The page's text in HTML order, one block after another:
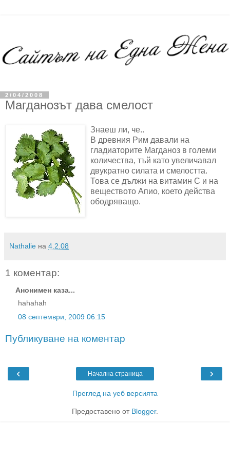
2/04/2008
Магданозът дава смелост
Знаеш ли, че..
В древния Рим давали на
гладиаторите Магданоз в големи
количества, тъй като увеличавал
двукратно силата и смелостта.
Това се дължи на витамин С и на
веществото Апио, което действа
ободряващо.
Nathalie на 4.2.08
1 коментар:
Анонимен каза...
hahahah
08 септември, 2009 06:15
Публикуване на коментар
‹ ›
Начална страница
Преглед на уеб версията
Предоставено от Blogger.